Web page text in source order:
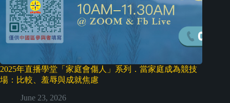
2025年直播學堂「家庭會傷人」系列．當家庭成為競技
場：比較、羞辱與成就焦慮
June 23, 2026